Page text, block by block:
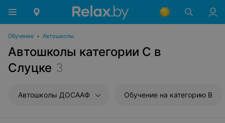
Обучение • Автошколы
Автошколы категории C в
Слуцке 3
Автошколы ДОСААФ Обучение на категорию B